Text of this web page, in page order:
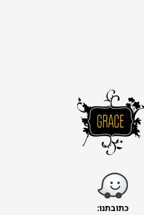
כתובתנו: